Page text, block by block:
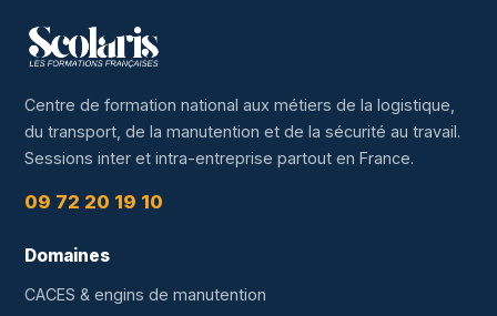
Centre de formation national aux métiers de la logistique,
du transport, de la manutention et de la sécurité au travail.
Sessions inter et intra-entreprise partout en France.
09 72 20 19 10
Domaines
CACES & engins de manutention